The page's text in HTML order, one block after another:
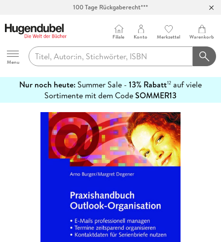
100 Tage Rückgaberecht***
Hugendubel
Menu
Filiale Konto Merkzettel Warenkorb
Nur noch heute: Summer Sale - 13% Rabatt12 auf viele
Sortimente mit dem CodeSOMMER13
erfahren